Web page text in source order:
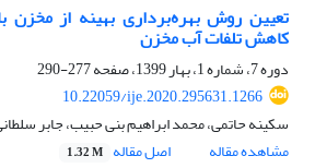
تعیین روش بهره‌برداری بهینه از
کاهش تلفات آب مخزن
دوره 7، شماره 1، بهار 1399، صفحه
277-290
10.22059/ije.2020.295631.1266
سکینه حاتمی، محمد ابراهیم بنی حبیب، جابر
مشاهده مقاله
اصل مقاله 1.32 M